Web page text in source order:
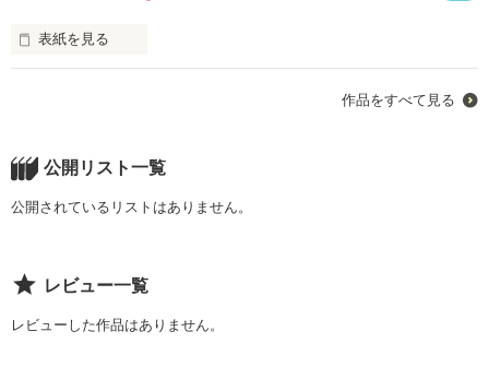
表紙を見る
作品をすべて見る
公開リスト一覧
公開されているリストはありません。
レビュー一覧
レビューした作品はありません。